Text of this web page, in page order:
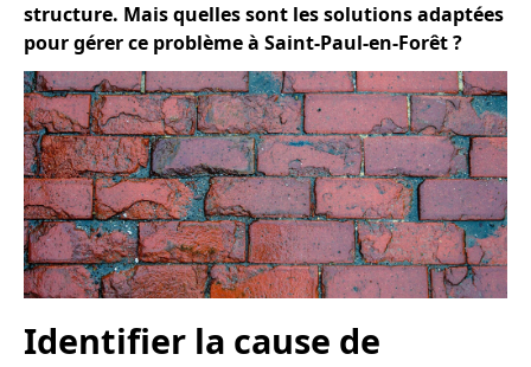
structure. Mais quelles sont les solutions adaptées
pour gérer ce problème à Saint-Paul-en-Forêt ?
Identifier la cause de